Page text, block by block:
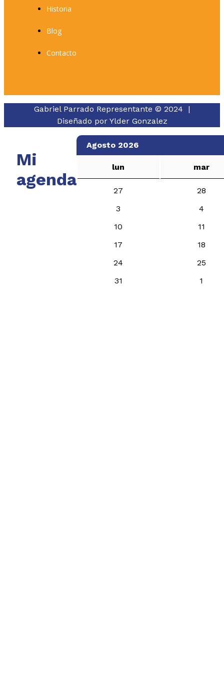
Historia
Blog
Contacto
Gabriel Parrado Representante © 2024 |
Diseñado por Ylder Gonzalez
Mi
agenda
Agosto 2026
lun mar
27
28
3
4
10
11
17
18
24
25
31
1